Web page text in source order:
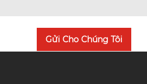
Gửi Cho Chúng Tôi